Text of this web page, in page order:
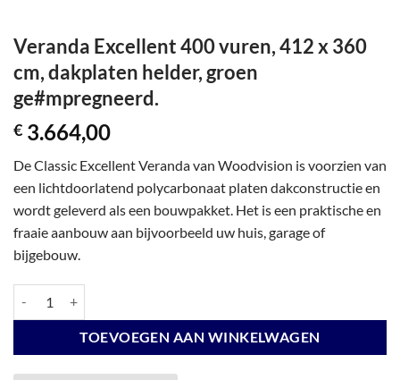
Veranda Excellent 400 vuren, 412 x 360
cm, dakplaten helder, groen
ge#mpregneerd.
€ 3.664,00
De Classic Excellent Veranda van Woodvision is voorzien van
een lichtdoorlatend polycarbonaat platen dakconstructie en
wordt geleverd als een bouwpakket. Het is een praktische en
fraaie aanbouw aan bijvoorbeeld uw huis, garage of
bijgebouw.
TOEVOEGEN AAN WINKELWAGEN